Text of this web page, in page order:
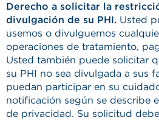
Derecho a solicitar la
divulgación de su PHI. Usted
usemos o divulguemos
operaciones de tratamiento,
Usted también puede solicitar
su PHI no sea divulgada a sus
puedan participar en su
notificación según se describe
de privacidad. Su solicitud